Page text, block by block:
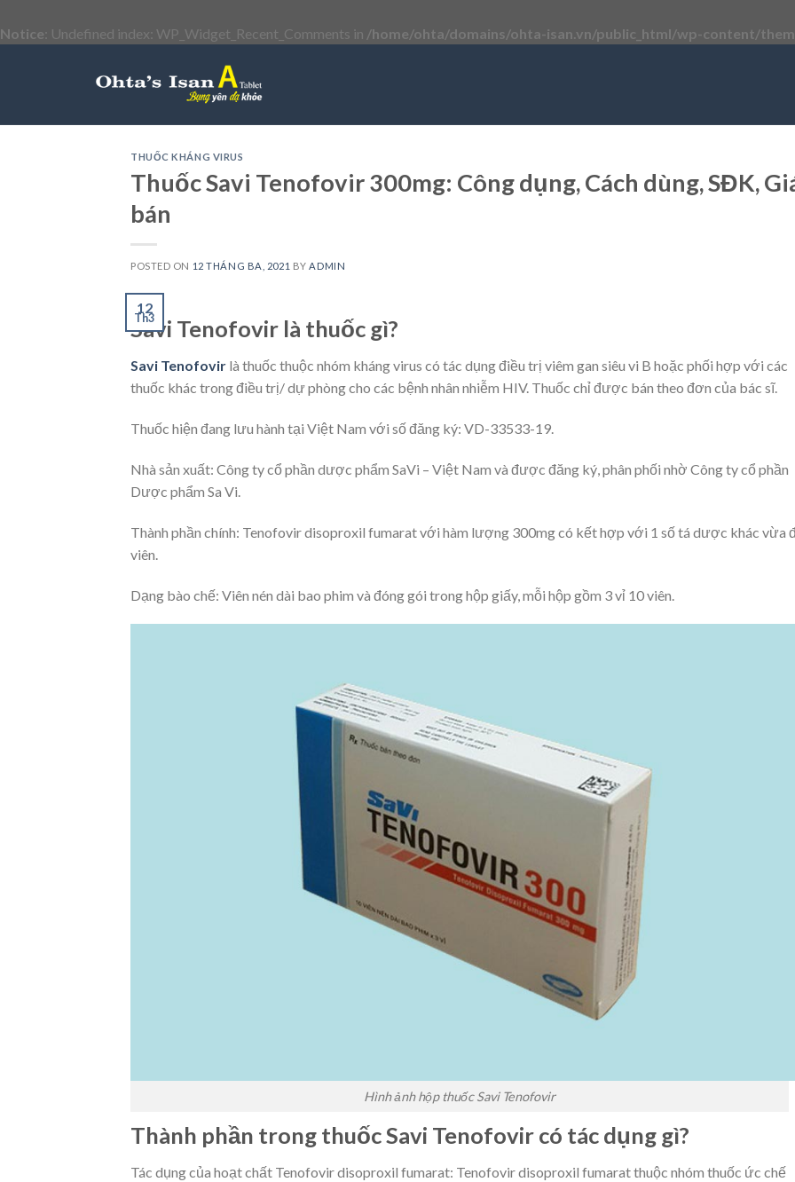
Notice : Undefined index: WP_Widget_Recent_Comments in /home/ohta/domains/ohta-isan.vn/public_html/wp-content/
THUỐC KHÁNG VIRUS
Thuốc Savi Tenofovir 300mg: Công dụng, Cách dùng, SĐK,
bán
POSTED ON 12 THÁNG BA, 2021 BY ADMIN
12
Th3
Savi Tenofovir là thuốc gì?
Savi Tenofovir là thuốc thuộc nhóm kháng virus có tác dụng điều trị viêm gan siêu vi B hoặc phối hợp với các
thuốc khác trong điều trị/ dự phòng cho các bệnh nhân nhiễm HIV. Thuốc chỉ được bán theo đơn của bác sĩ.
Thuốc hiện đang lưu hành tại Việt Nam với số đăng ký: VD-33533-19.
Nhà sản xuất: Công ty cổ phần dược phẩm SaVi – Việt Nam và được đăng ký, phân phối nhờ Công ty cổ phần
Dược phẩm Sa Vi.
Thành phần chính: Tenofovir disoproxil fumarat với hàm lượng 300mg có kết hợp với 1 số tá dược khác vừa
viên.
Dạng bào chế: Viên nén dài bao phim và đóng gói trong hộp giấy, mỗi hộp gồm 3 vỉ 10 viên.
Hình ảnh hộp thuốc Savi Tenofovir
Thành phần trong thuốc Savi Tenofovir có tác dụng gì?
Tác dụng của hoạt chất Tenofovir disoproxil fumarat: Tenofovir disoproxil fumarat thuộc nhóm thuốc ức chế